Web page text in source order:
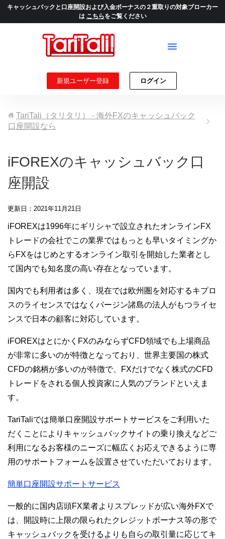
キャッシュバックと口座開設および入金ボーナスの２重取りの対象ブローカー
は こちらをご覧ください
新規ユーザー登録 ログイン
TariTali（タリタリ） - 海外FXのキャッシュバック
口座開設なら
iFOREXのキャッシュバック口
座開設
更新日：2021年11月21日
iFOREXは1996年にギリシャで設立されたオンラインFX
トレードの会社でこの業界ではもっとも早いタイミングか
らFXをはじめとするオンライン取引を開始した業者とし
て国内でも知名度の高い存在となっています。
国内でも利用者は多く、現在では欧州圏を対応するキプロ
スのライセンスではなくバージン諸島の法人がもつライセ
ンスで日本の顧客に対応しています。
iFOREXはとにかくFXのみならずCFD領域でも上場商品
が非常に多いのが特徴となっており、世界主要国の株式
CFDの銘柄が多いのが特徴で、FXだけでなく株式のCFD
トレードをされる個人投資家に人気のブランドといえま
す。
TariTaliでは簡単口座開設サポートサービスをご利用いた
だくことによりキャッシュバックサイトの乗り換えなどご
利用になるお客様のニーズに幅広くお応えできるように専
用のサポートフォームを設置させていただいております。
簡単口座開設サポートサービス
一般的に国内店頭FX業者よりスプレッドが広い海外FXで
は、開設時に上限の限られたクレジットボーナス等の形で
キャッシュバックを受けるよりも自らの取引量に応じてキ